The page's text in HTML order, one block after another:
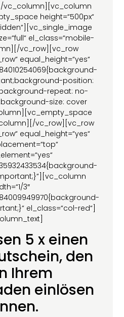
vc_column][vc_column
height=“500px“
el_class=“mobile-
vc_row][vc_row
equal_height=“yes“
position:
repeat: no-
size: cover
vc_row][vc_row
equal_height=“yes“
3″
el_class=“col-red“]
5 x einen
den
Ihrem
einlösen